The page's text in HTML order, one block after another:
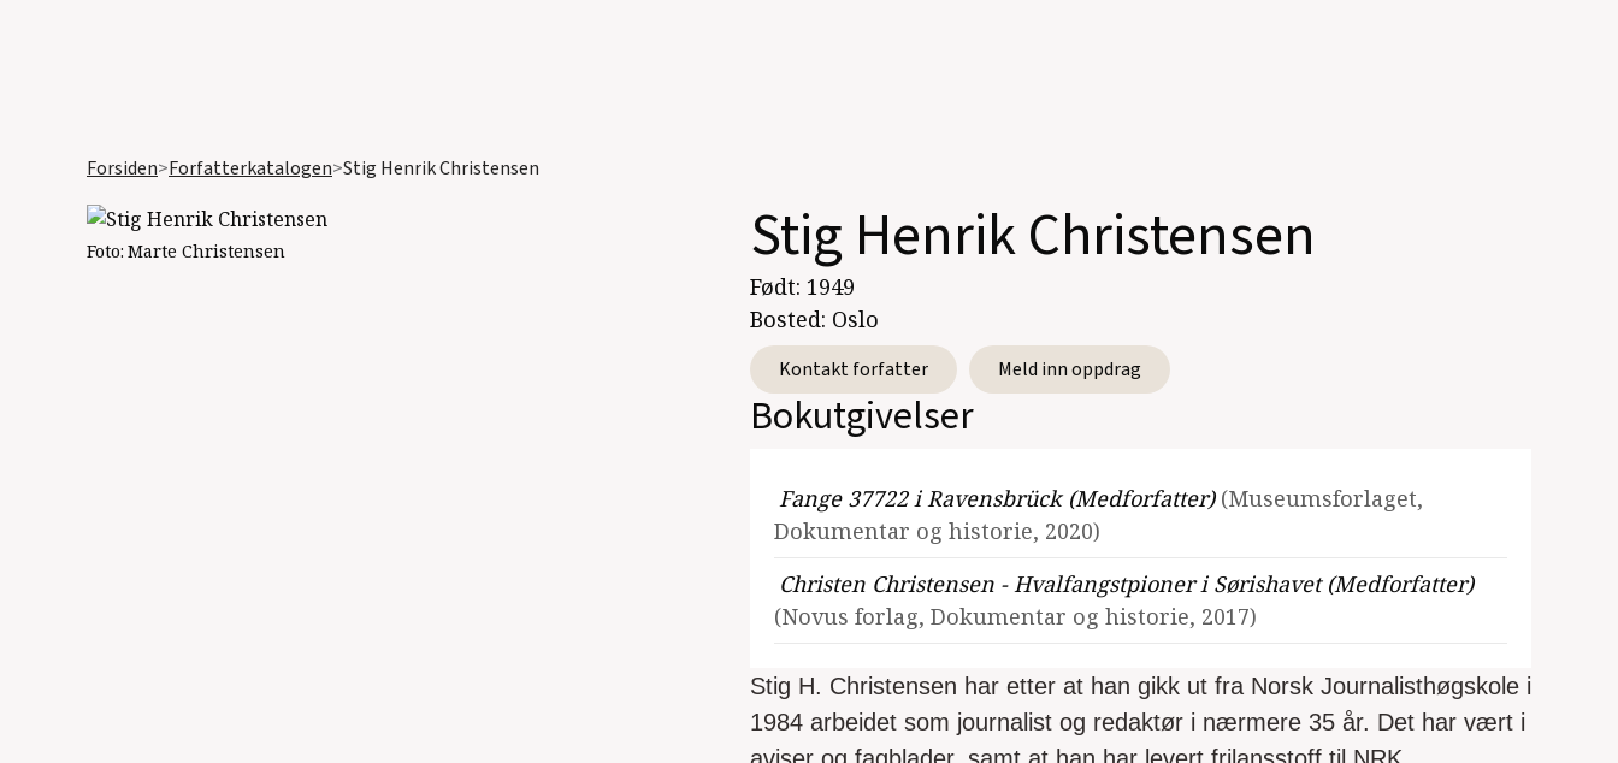
Forsiden>Forfatterkatalogen>Stig Henrik Christensen
Foto: Marte Christensen Stig Henrik Christensen
Født: 1949
Bosted: Oslo
Kontakt forfatter Meld inn oppdrag
Bokutgivelser
Fange 37722 i Ravensbrück (Medforfatter) (Museumsforlaget,
Dokumentar og historie, 2020)
Christen Christensen - Hvalfangstpioner i Sørishavet (Medforfatter)
(Novus forlag, Dokumentar og historie, 2017)
Stig H. Christensen har etter at han gikk ut fra Norsk Journalisthøgskole i
1984 arbeidet som journalist og redaktør i nærmere 35 år. Det har vært i